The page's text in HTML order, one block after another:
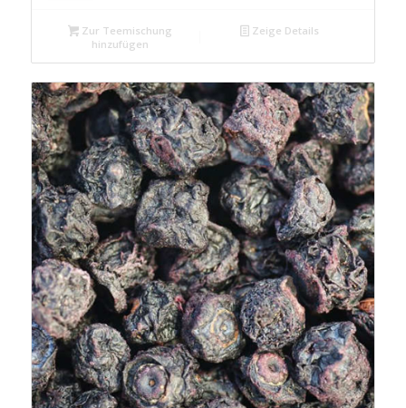
Zur Teemischung
hinzufügen
Zeige Details